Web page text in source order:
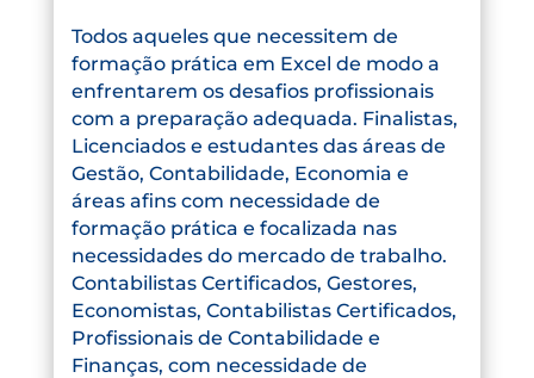
Todos aqueles que necessitem de
formação prática em Excel de modo a
enfrentarem os desafios profissionais
com a preparação adequada. Finalistas,
Licenciados e estudantes das áreas de
Gestão, Contabilidade, Economia e
áreas afins com necessidade de
formação prática e focalizada nas
necessidades do mercado de trabalho.
Contabilistas Certificados, Gestores,
Economistas, Contabilistas Certificados,
Profissionais de Contabilidade e
Finanças, com necessidade de